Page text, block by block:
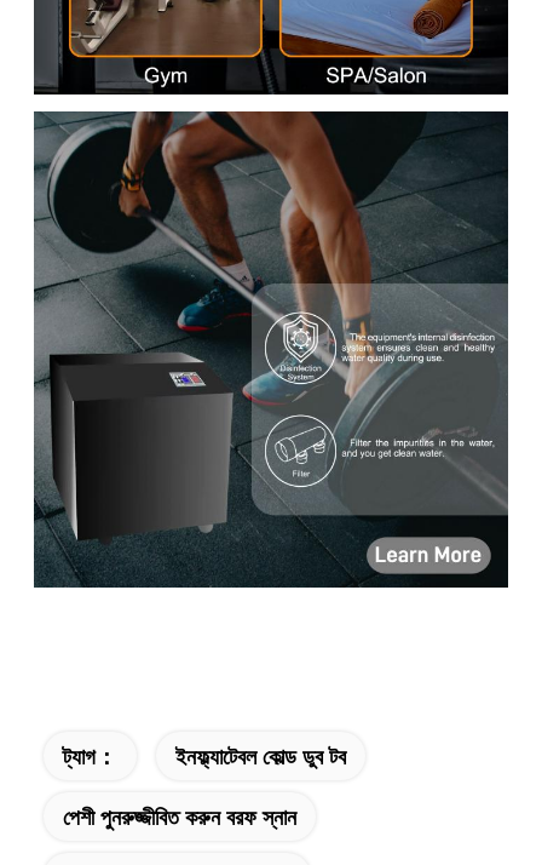
ট্যাগ： ইনফ্ল্যাটেবল কোল্ড ডুব টব
পেশী পুনরুজ্জীবিত করুন বরফ স্নান